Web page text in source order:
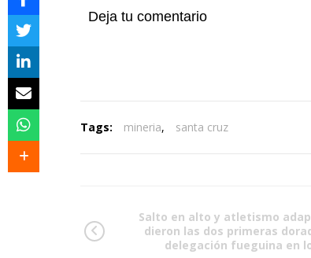
Deja tu comentario
Tags: mineria, santa cruz
Salto en alto y atletismo
dieron las dos primeras
delegación fueguina en